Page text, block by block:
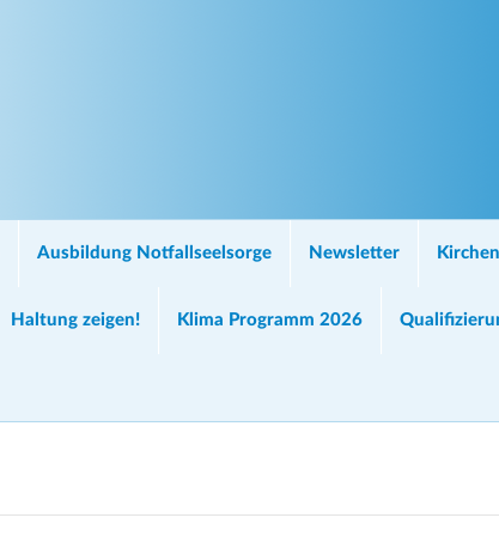
Ausbildung Notfallseelsorge Newsletter
Haltung zeigen! Klima Programm 2026